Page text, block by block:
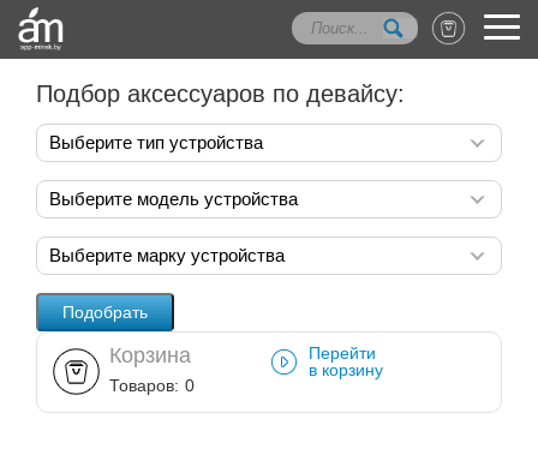
Подбор аксессуаров по девайсу:
Выберите тип устройства
Выберите модель устройства
Выберите марку устройства
Корзина
Товаров: 0
Перейти
в корзину